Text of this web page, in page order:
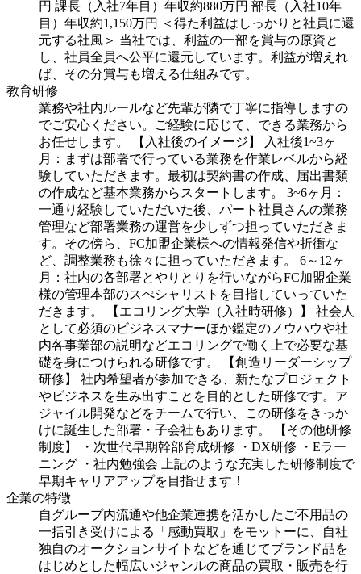
円 課長（入社7年目）年収約880万円 部長（入社10年
目）年収約1,150万円
＜得た利益はしっかりと社員に還
元する社風＞ 当社では、利益の一部を賞与の原資と
し、社員全員へ公平に還元しています。利益が増えれ
ば、その分賞与も増える仕組みです。
教育研修
業務や社内ルールなど先輩が隣で丁寧に指導しますの
でご安心ください。ご経験に応じて、できる業務から
お任せします。
【入社後のイメージ】
入社後1~3ヶ
月：まずは部署で行っている業務を作業レベルから経
験していただきます。最初は契約書の作成、届出書類
の作成など基本業務からスタートします。
3~6ヶ月：
一通り経験していただいた後、パート社員さんの業務
管理など部署業務の運営を少しずつ担っていただきま
す。その傍ら、FC加盟企業様への情報発信や折衝な
ど、調整業務も徐々に担っていただきます。
6～12ヶ
月：社内の各部署とやりとりを行いながらFC加盟企業
様の管理本部のスぺシャリストを目指していっていた
だきます。
【エコリング大学（入社時研修）】
社会人
として必須のビジネスマナーほか鑑定のノウハウや社
内各事業部の説明などエコリングで働く上で必要な基
礎を身につけられる研修です。
【創造リーダーシップ
研修】
社内希望者が参加できる、新たなプロジェクト
やビジネスを生み出すことを目的とした研修です。ア
ジャイル開発などをチームで行い、この研修をきっか
けに誕生した部署・子会社もあります。
【その他研修
制度】
・次世代早期幹部育成研修 ・DX研修
・Eラー
ニング
・社内勉強会 上記のような充実した研修制度で
早期キャリアアップを目指せます！
企業の特徴
自グループ内流通や他企業連携を活かしたご不用品の
一括引き受けによる「感動買取」をモットーに、自社
独自のオークションサイトなどを通じてブランド品を
はじめとした幅広いジャンルの商品の買取・販売を行